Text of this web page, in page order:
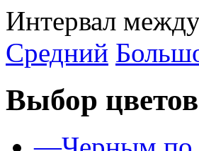
Интервал
Средний
Выбор